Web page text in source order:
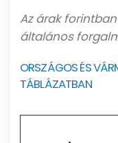
Az árak
általános
ORSZÁGOS ÉS
TÁBLÁZATBAN